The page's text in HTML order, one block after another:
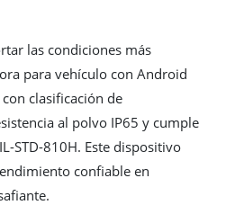
las condiciones más
para vehículo con Android
clasificación de
al polvo IP65 y cumple
STD-810H. Este dispositivo
confiable en